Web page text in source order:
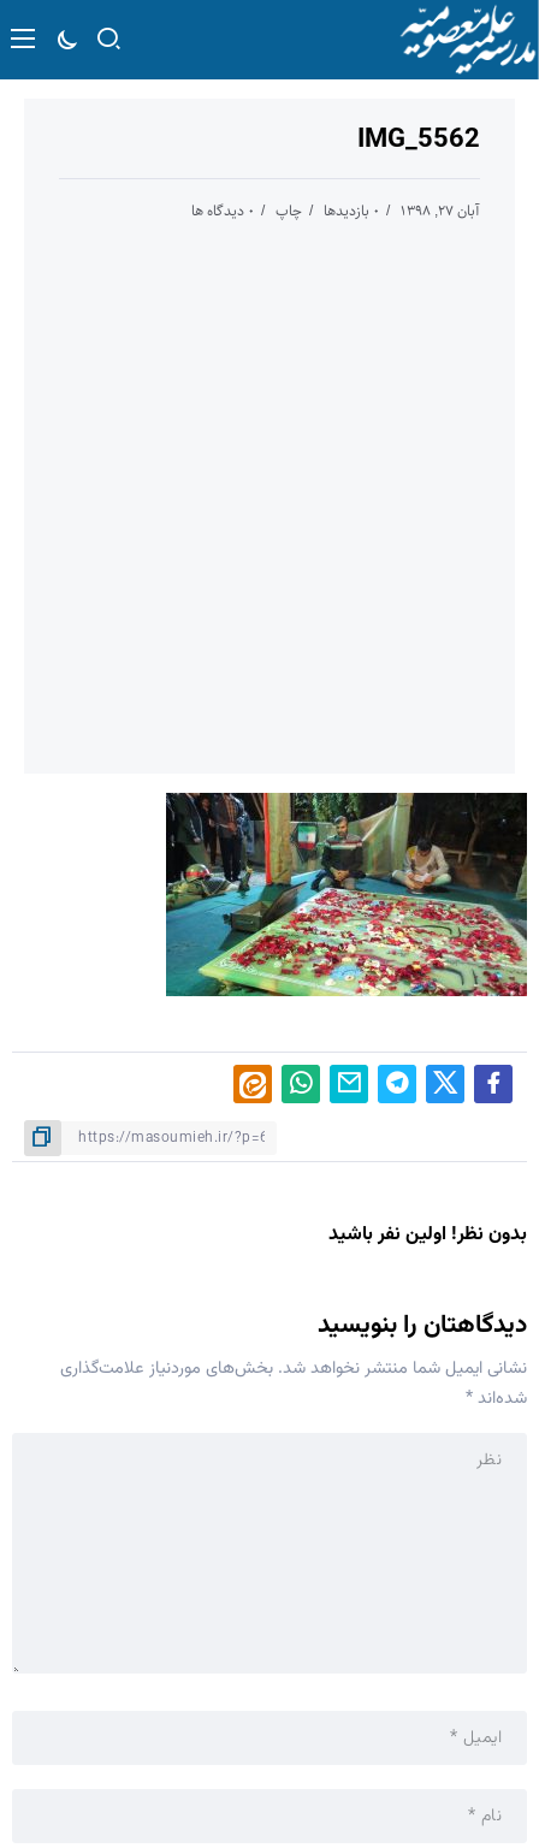
IMG_5562
آبان ۲۷, ۱۳۹۸ ۰ بازدیدها چاپ ۰ دیدگاه ها
بدون نظر! اولین نفر باشید
دیدگاهتان را بنویسید
نشانی ایمیل شما منتشر نخواهد شد. بخش‌های موردنیاز علامت‌گذاری
شده‌اند*